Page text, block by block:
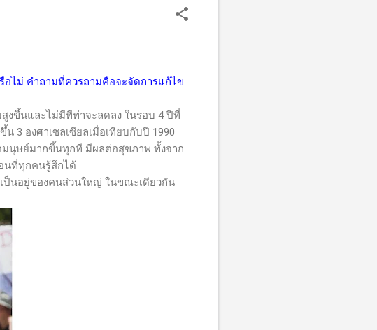
อไม่ คำถามที่ควรถามคือจะจัดการแก้ไข
งขึ้นและไม่มีทีท่าจะลดลง ในรอบ 4 ปีที่
3 องศาเซลเซียลเมื่อเทียบกับปี 1990
มนุษย์มากขึ้นทุกที มีผลต่อสุขภาพ ทั้งจาก
นที่ทุกคนรู้สึกได้
นอยู่ของคนส่วนใหญ่ ในขณะเดียวกัน